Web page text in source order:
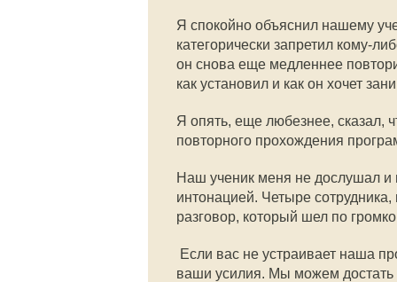
Я спокойно объяснил нашему
категорически запретил кому-
он снова еще медленнее
как установил и как он хочет
Я опять, еще любезнее, сказал,
повторного прохождения
Наш ученик меня не дослушал и
интонацией. Четыре
разговор, который шел по
 Если вас не устраивает наша
ваши усилия. Мы можем достать